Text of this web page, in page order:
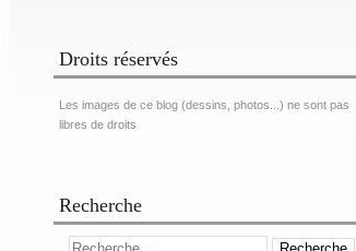
Droits réservés
Les images de ce blog (dessins, photos...) ne sont pas
libres de droits
Recherche